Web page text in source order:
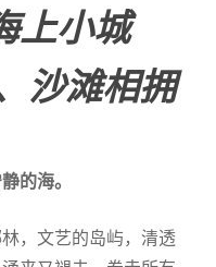
上小城
沙滩相拥
的海。
，文艺的岛屿，清透